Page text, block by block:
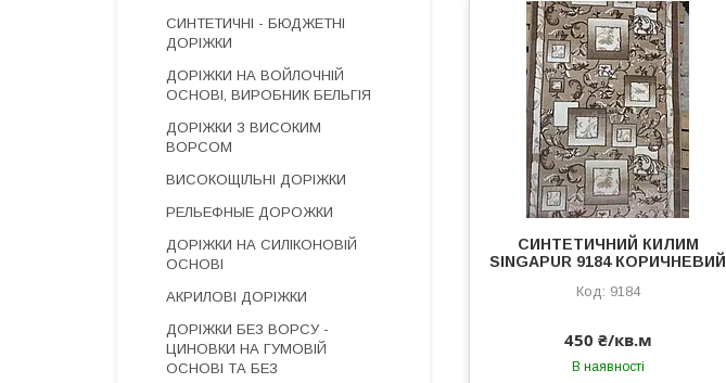
СИНТЕТИЧНИЙ КИЛИМ
SINGAPUR 9184 КОРИЧНЕВИЙ
9184
450 ₴/кв.м
В наявності
СИНТЕТИЧНІ - БЮДЖЕТНІ
ДОРІЖКИ
ДОРІЖКИ НА ВОЙЛОЧНІЙ
ОСНОВІ, ВИРОБНИК БЕЛЬГІЯ
ДОРІЖКИ З ВИСОКИМ
ВОРСОМ
ВИСОКОЩІЛЬНІ ДОРІЖКИ
РЕЛЬЕФНЫЕ ДОРОЖКИ
ДОРІЖКИ НА СИЛІКОНОВІЙ
ОСНОВІ
АКРИЛОВІ ДОРІЖКИ
ДОРІЖКИ БЕЗ ВОРСУ -
ЦИНОВКИ НА ГУМОВІЙ
ОСНОВІ ТА БЕЗ